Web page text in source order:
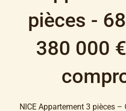
pièces -
380 000
NICE Appartement 3 pièces